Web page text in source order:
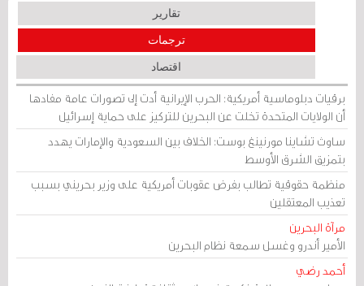
تقارير
ترجمات
اقتصاد
برقيات دبلوماسية أمريكية: الحرب الإيرانية أدت إلى تصورات عامة مفادها
أن الولايات المتحدة تخلت عن البحرين للتركيز على حماية إسرائيل
ساوث تشاينا مورنينغ بوست: الخلاف بين السعودية والإمارات يهدد
بتمزيق الشرق الأوسط
منظمة حقوقية تطالب بفرض عقوبات أمريكية على وزير بحريني بسبب
تعذيب المعتقلين
مرآة البحرين
الأمير أندرو وغسل سمعة نظام البحرين
أحمد رضي